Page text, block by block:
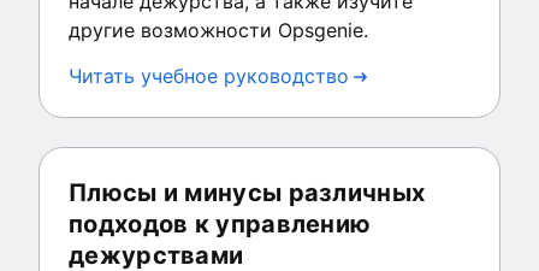
другие возможности Opsgenie.
Читать учебное руководство
Плюсы и минусы различных
подходов к управлению
дежурствами